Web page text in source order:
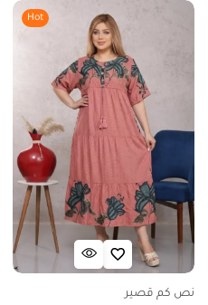
Hot
نص كم قصير